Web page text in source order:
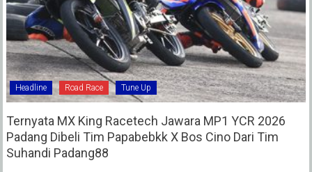
Headline Road Race Tune Up
Ternyata MX King Racetech Jawara MP1 YCR 2026
Padang Dibeli Tim Papabebkk X Bos Cino Dari Tim
Suhandi Padang88